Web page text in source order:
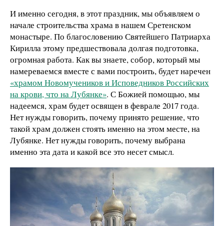
И именно сегодня, в этот праздник, мы объявляем о
начале строительства храма в нашем Сретенском
монастыре. По благословению Святейшего Патриарха
Кирилла этому предшествовала долгая подготовка,
огромная работа. Как вы знаете, собор, который мы
намереваемся вместе с вами построить, будет наречен
«храмом Новомучеников и Исповедников Российских
на крови, что на Лубянке». С Божией помощью, мы
надеемся, храм будет освящен в феврале 2017 года.
Нет нужды говорить, почему принято решение, что
такой храм должен стоять именно на этом месте, на
Лубянке. Нет нужды говорить, почему выбрана
именно эта дата и какой все это несет смысл.